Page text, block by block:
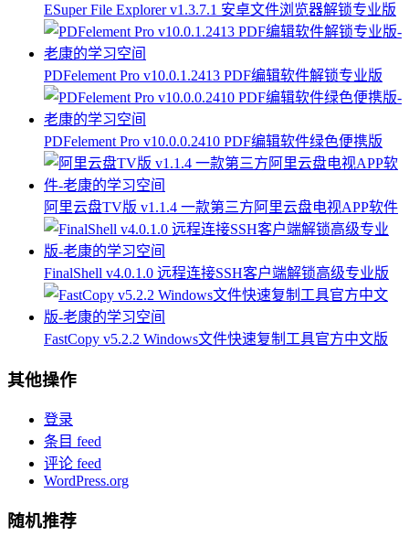
ESuper File Explorer v1.3.7.1 安卓文件浏览器解锁专业版
PDFelement Pro v10.0.1.2413 PDF编辑软件解锁专业版
PDFelement Pro v10.0.0.2410 PDF编辑软件绿色便携版
阿里云盘TV版 v1.1.4 一款第三方阿里云盘电视APP软件
FinalShell v4.0.1.0 远程连接SSH客户端解锁高级专业版
FastCopy v5.2.2 Windows文件快速复制工具官方中文版
其他操作
登录
条目 feed
评论 feed
WordPress.org
随机推荐